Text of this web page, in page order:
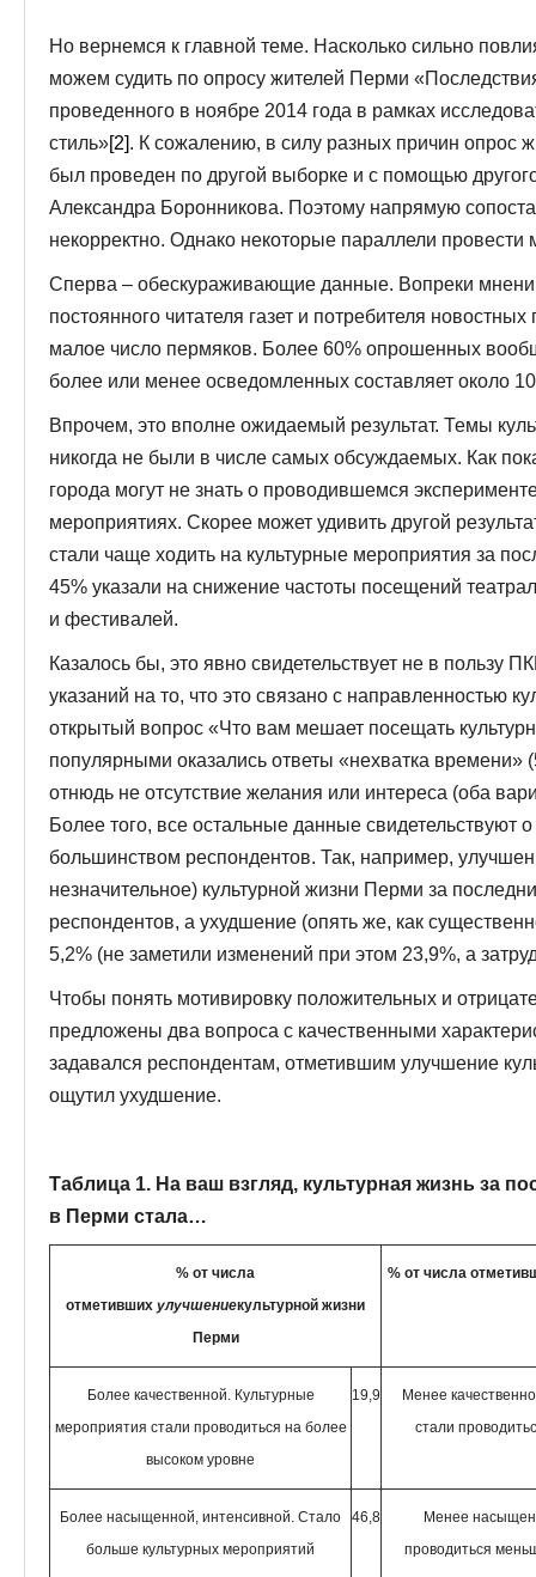
Но вернемся к главной теме. Насколько сильно
можем судить по опросу жителей Перми
проведенного в ноябре 2014 года в рамках
стиль»[2]. К сожалению, в силу разных причин опрос
был проведен по другой выборке и с помощью
Александра Боронникова. Поэтому напрямую
некорректно. Однако некоторые параллели провести
Сперва – обескураживающие данные. Вопреки
постоянного читателя газет и потребителя
малое число пермяков. Более 60% опрошенных
более или менее осведомленных составляет около
Впрочем, это вполне ожидаемый результат. Темы
никогда не были в числе самых обсуждаемых. Как
города могут не знать о проводившемся
мероприятиях. Скорее может удивить другой
стали чаще ходить на культурные мероприятия за
45% указали на снижение частоты посещений
и фестивалей.
Казалось бы, это явно свидетельствует не в пользу
указаний на то, что это связано с направленностью
открытый вопрос «Что вам мешает посещать
популярными оказались ответы «нехватка времени»
отнюдь не отсутствие желания или интереса (оба
Более того, все остальные данные свидетельствуют
большинством респондентов. Так, например,
незначительное) культурной жизни Перми за
респондентов, а ухудшение (опять же, как
5,2% (не заметили изменений при этом 23,9%, а
Чтобы понять мотивировку положительных и
предложены два вопроса с качественными
задавался респондентам, отметившим улучшение
ощутил ухудшение.
Таблица 1. На ваш взгляд, культурная жизнь за
в Перми стала…
% от числа
отметивших улучшениекультурной жизни
Перми
% от числа
Более качественной. Культурные
мероприятия стали проводиться на более
высоком уровне
19,9
Менее
стали
Более насыщенной, интенсивной. Стало
больше культурных мероприятий
46,8
Менее
проводиться